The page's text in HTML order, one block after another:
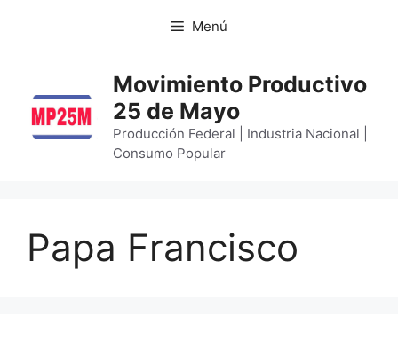
Menú
Movimiento Productivo
25 de Mayo
Producción Federal | Industria Nacional |
Consumo Popular
Papa Francisco